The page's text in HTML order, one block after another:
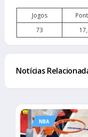
Jogos
73
Notícias
NBA